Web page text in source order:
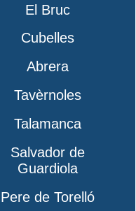
El Bruc
Cubelles
Abrera
Tavèrnoles
Talamanca
Salvador de
Guardiola
Pere de Torelló